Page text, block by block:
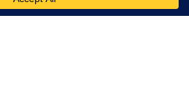
for iOS and Android